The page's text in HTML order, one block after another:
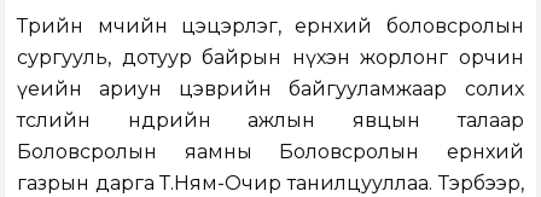
Төрийн өмчийн цэцэрлэг, ерөнхий боловсролын
сургууль, дотуур байрын нүхэн жорлонг орчин
үеийн ариун цэврийн байгууламжаар солих
төслийн өнөөдрийн ажлын явцын талаар
Боловсролын яамны Боловсролын ерөнхий
газрын дарга Т.Ням-Очир танилцууллаа. Тэрбээр,